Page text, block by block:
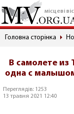
місцеві
Головна сторінка
В самолете из
одна с
Переглядів: 1253
13 травня 2021 12:40